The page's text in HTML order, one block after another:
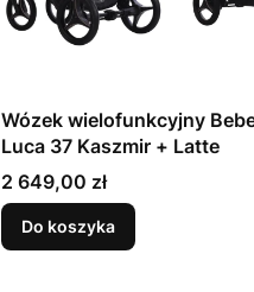
Wózek wielofunkcyjny
Luca 37 Kaszmir + Latte
Cena
2 649,00 zł
Do koszyka